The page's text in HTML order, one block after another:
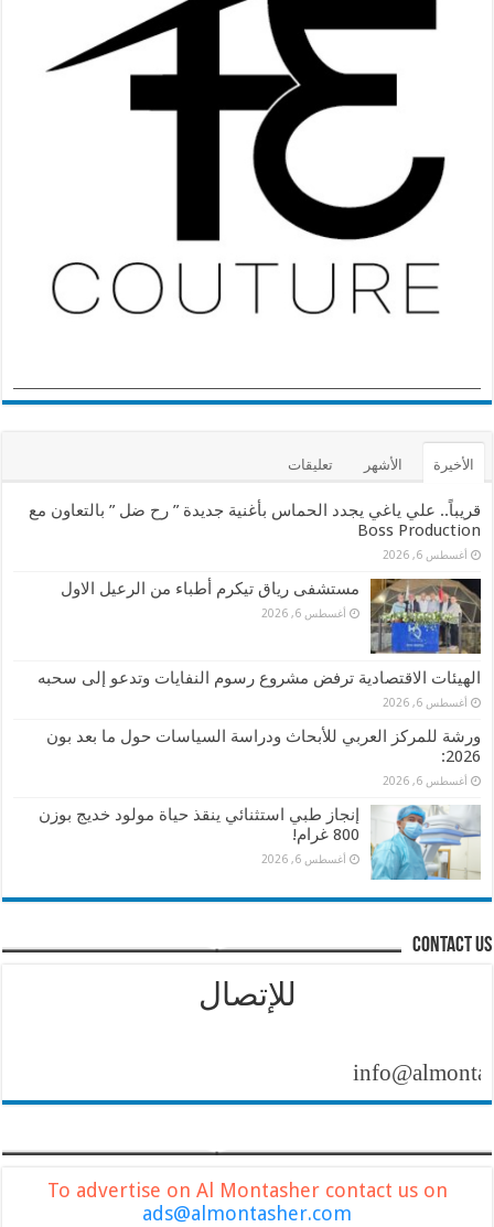
الأخيرة الأشهر تعليقات
قريباً.. علي ياغي يجدد الحماس بأغنية جديدة ” رح ضل ” بالتعاون مع
Boss Production
أغسطس 6, 2026
مستشفى رياق تيكرم أطباء من الرعيل الاول
أغسطس 6, 2026
الهيئات الاقتصادية ترفض مشروع رسوم النفايات وتدعو إلى سحبه
أغسطس 6, 2026
ورشة للمركز العربي للأبحاث ودراسة السياسات حول ما بعد بون
2026:
أغسطس 6, 2026
إنجاز طبي استثنائي ينقذ حياة مولود خديج بوزن
800 غرام!
أغسطس 6, 2026
contact us
للإتصال
To advertise on Al Montasher contact us on
ads@almontasher.com